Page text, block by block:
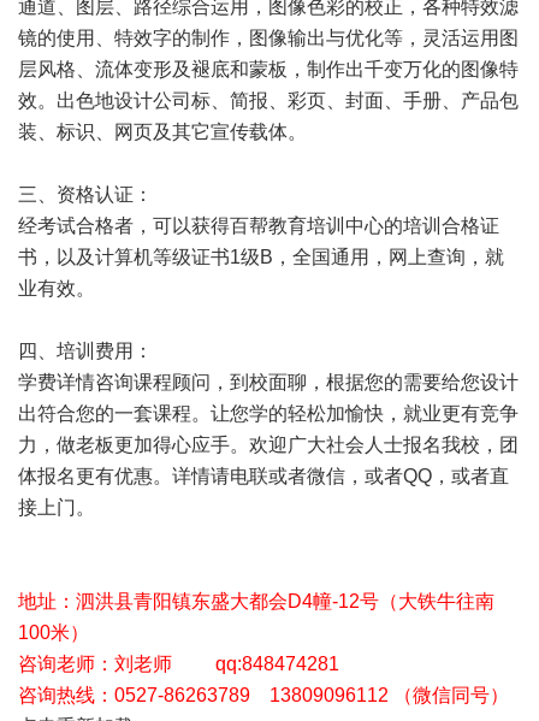
通道、图层、路径综合运用，图像色彩的校正，各种特效滤
镜的使用、特效字的制作，图像输出与优化等，灵活运用图
层风格、流体变形及褪底和蒙板，制作出千变万化的图像特
效。出色地设计公司标、简报、彩页、封面、手册、产品包
装、标识、网页及其它宣传载体。
三、资格认证：
经考试合格者，可以获得百帮教育培训中心的培训合格证
书，以及计算机等级证书1级B，全国通用，网上查询，就
业有效。
四、培训费用：
学费详情咨询课程顾问，到校面聊，根据您的需要给您设计
出符合您的一套课程。让您学的轻松加愉快，就业更有竞争
力，做老板更加得心应手。欢迎广大社会人士报名我校，团
体报名更有优惠。详情请电联或者微信，或者QQ，或者直
接上门。
地址：泗洪县青阳镇东盛大都会D4幢-12号（大铁牛往南
100米）
咨询老师：刘老师 qq:848474281
咨询热线：0527-86263789 13809096112 （微信同号）